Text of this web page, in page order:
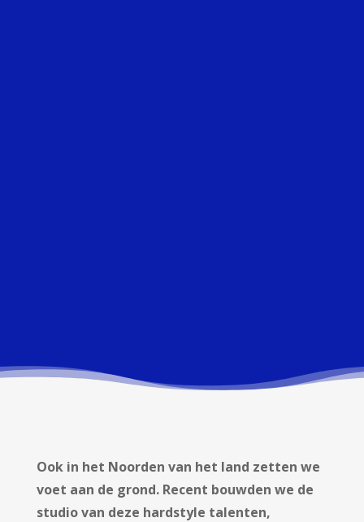
Ook in het Noorden van het land zetten we
voet aan de grond. Recent bouwden we de
studio van deze hardstyle talenten,